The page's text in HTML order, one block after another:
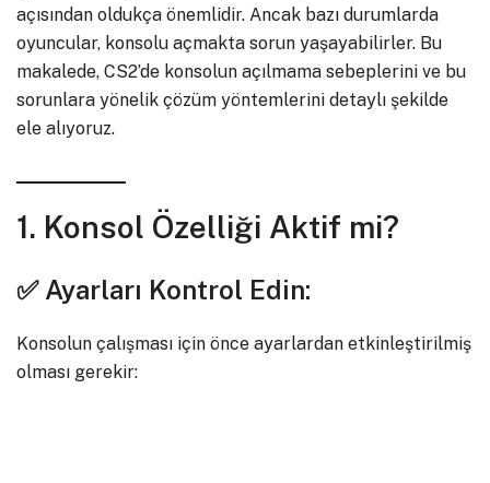
açısından oldukça önemlidir. Ancak bazı durumlarda
oyuncular, konsolu açmakta sorun yaşayabilirler. Bu
makalede, CS2’de konsolun açılmama sebeplerini ve bu
sorunlara yönelik çözüm yöntemlerini detaylı şekilde
ele alıyoruz.
1. Konsol Özelliği Aktif mi?
✅ Ayarları Kontrol Edin:
Konsolun çalışması için önce ayarlardan etkinleştirilmiş
olması gerekir: